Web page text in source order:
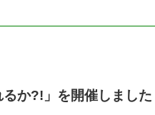
か?!」を開催しました